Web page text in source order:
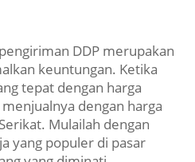
DDP merupakan
keuntungan. Ketika
tepat dengan harga
dengan harga
Mulailah dengan
yang populer di pasar